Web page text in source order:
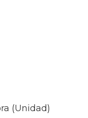
(Unidad)